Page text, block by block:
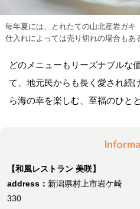
毎年夏には、とれたての山北産岩ガキ
仕入れによっては売り切れの場合もあ
どのメニューもリーズナブルな
て、地元民からも長く愛され続
ら海の幸を楽しむ、至福のひと
【和風レストラン 美咲】
address： 新潟県村上市岩ケ崎
330